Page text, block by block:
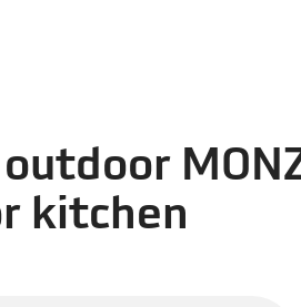
outdoor
kitchen